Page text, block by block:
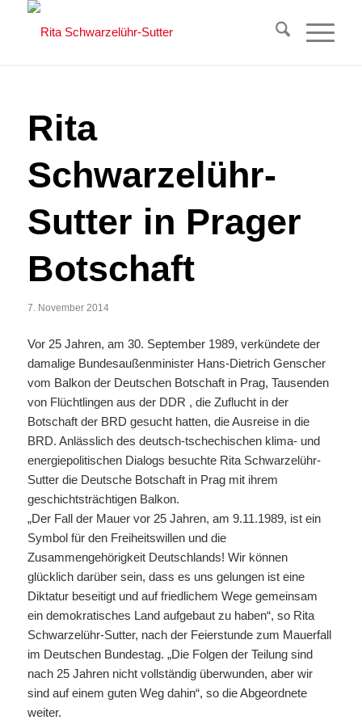
Rita
Schwarzelühr-
Sutter in Prager
Botschaft
7. November 2014
Vor 25 Jahren, am 30. September 1989, verkündete der
damalige Bundesaußenminister Hans-Dietrich Genscher
vom Balkon der Deutschen Botschaft in Prag, Tausenden
von Flüchtlingen aus der DDR , die Zuflucht in der
Botschaft der BRD gesucht hatten, die Ausreise in die
BRD. Anlässlich des deutsch-tschechischen klima- und
energiepolitischen Dialogs besuchte Rita Schwarzelühr-
Sutter die Deutsche Botschaft in Prag mit ihrem
geschichtsträchtigen Balkon.
„Der Fall der Mauer vor 25 Jahren, am 9.11.1989, ist ein
Symbol für den Freiheitswillen und die
Zusammengehörigkeit Deutschlands! Wir können
glücklich darüber sein, dass es uns gelungen ist eine
Diktatur beseitigt und auf friedlichem Wege gemeinsam
ein demokratisches Land aufgebaut zu haben“, so Rita
Schwarzelühr-Sutter, nach der Feierstunde zum Mauerfall
im Deutschen Bundestag. „Die Folgen der Teilung sind
nach 25 Jahren nicht vollständig überwunden, aber wir
sind auf einem guten Weg dahin“, so die Abgeordnete
weiter.